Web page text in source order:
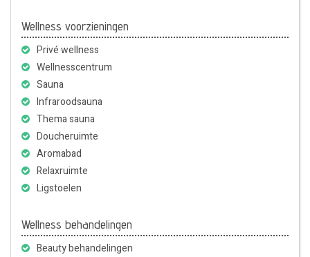
Wellness voorzieningen
Privé wellness
Wellnesscentrum
Sauna
Infraroodsauna
Thema sauna
Doucheruimte
Aromabad
Relaxruimte
Ligstoelen
Wellness behandelingen
Beauty behandelingen